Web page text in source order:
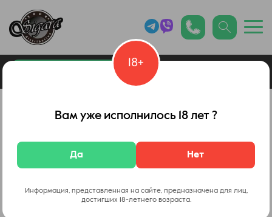
Каталог товаров
Набор для самозамеса Chaser Black
18+
Вам уже исполнилось 18 лет ?
Да Нет
Информация, представленная на сайте, предназначена для лиц,
достигших 18-летнего возраста.